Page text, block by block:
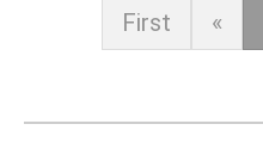
First «